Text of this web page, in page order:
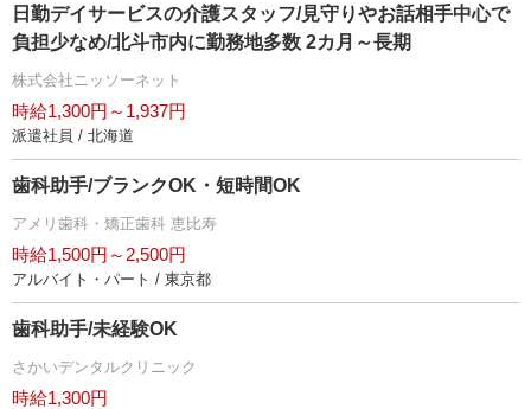
日勤デイサービスの介護スタッフ/見守りやお話相手中心で
負担少なめ/北斗市内に勤務地多数 2カ月～長期
株式会社ニッソーネット
時給1,300円～1,937円
派遣社員 / 北海道
歯科助手/ブランクOK・短時間OK
アメリ歯科・矯正歯科 恵比寿
時給1,500円～2,500円
アルバイト・パート / 東京都
歯科助手/未経験OK
さかいデンタルクリニック
時給1,300円